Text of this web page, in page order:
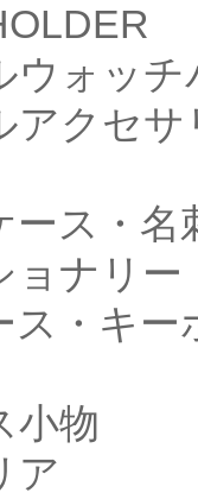
ウォッチ
アクセサ
ース・名
ョナリー
ス・キー
小物
ア